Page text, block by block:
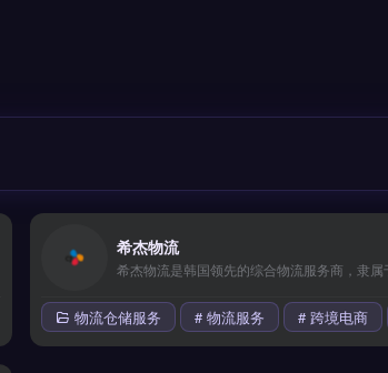
希杰物流
物流仓储服务 # 物流服务 # 跨境电商